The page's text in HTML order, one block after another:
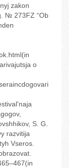
zakon
№ 273FZ “Ob
o
S. G.
razvitija
Vseros.